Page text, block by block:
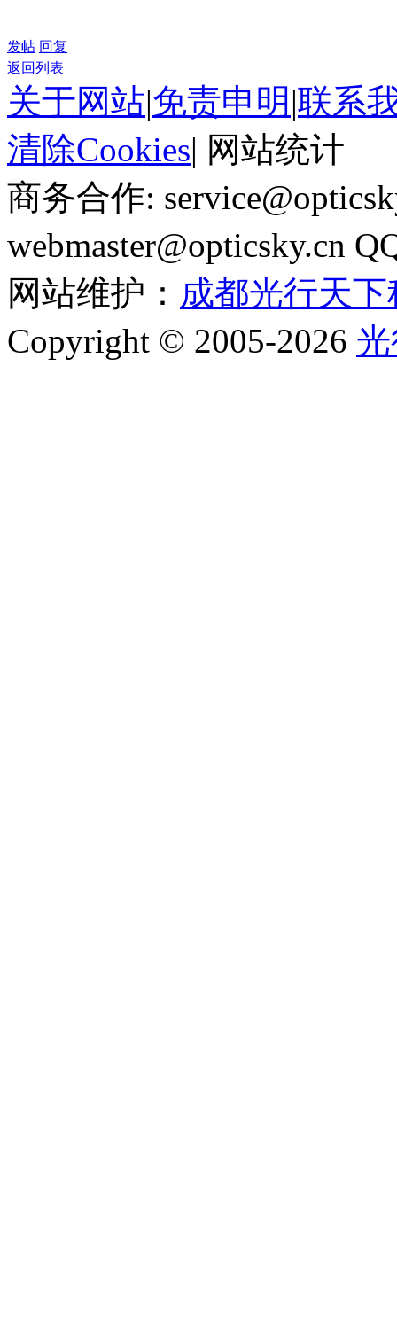
发帖 回复
返回列表
关于网站|免责申明 |联系
清除Cookies| 网站统计
商务合作:
webmaster@opticsky.cn
网站维护： 成都光行天
Copyright © 2005-2026